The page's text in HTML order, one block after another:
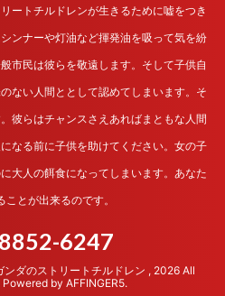
ートチルドレンが生きるために嘘をつき
ンナーや灯油など揮発油を吸って気を紛
市民は彼らを敬遠します。そして子供自
ない人間ととして認めてしまいます。そ
彼らはチャンスさえあればまともな人間
なる前に子供を助けてください。女の子
大人の餌食になってしまいます。あなた
とが出来るのです。
6247
ダのストリートチルドレン , 2026 All
Powered by AFFINGER5.